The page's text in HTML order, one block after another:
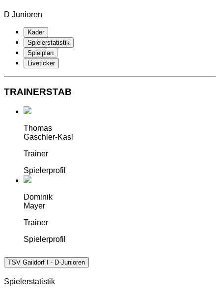
D Junioren
Kader
Spielerstatistik
Spielplan
Liveticker
TRAINERSTAB
Thomas
Gaschler-Kasl
Trainer
Spielerprofil
Dominik
Mayer
Trainer
Spielerprofil
TSV Gaildorf I - D-Junioren
Spielerstatistik